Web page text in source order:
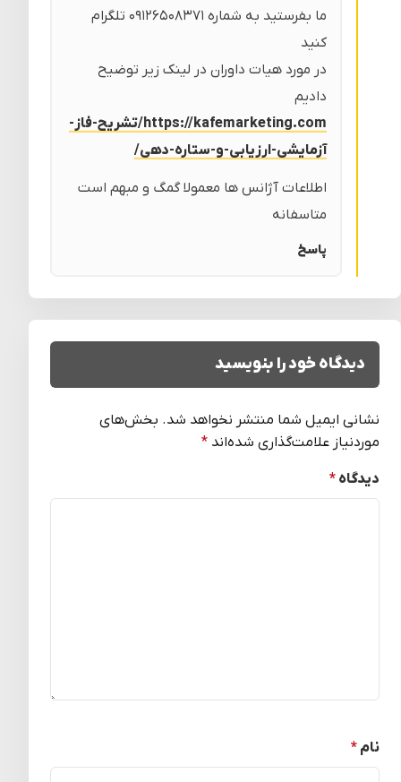
ما بفرستید به شماره ۰۹۱۲۶۵۰۸۳۷۱ تلگرام
کنید
در مورد هیات داوران در لینک زیر توضیح
دادیم
https://kafemarketing.com/تشریح-فاز-
آزمایشی-ارزیابی-و-ستاره-دهی/
اطلاعات آژانس ها معمولا گمگ و مبهم است
متاسفانه
پاسخ
دیدگاه خود را بنویسید
نشانی ایمیل شما منتشر نخواهد شد. بخش‌های
موردنیاز علامت‌گذاری شده‌اند *
دیدگاه *
نام *